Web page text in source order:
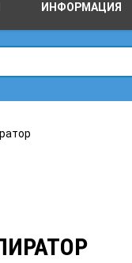
ИНФОРМАЦИЯ